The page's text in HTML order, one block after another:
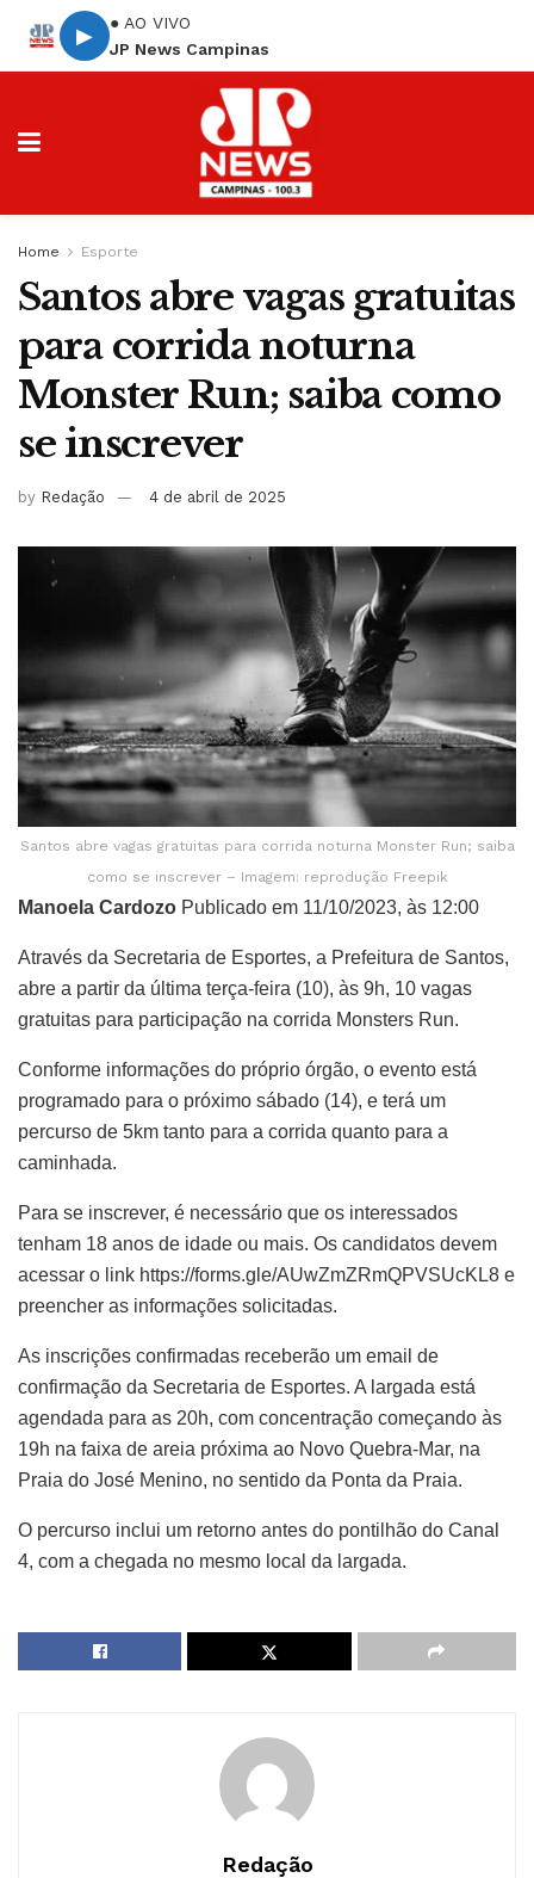
▶
● AO VIVO
JP News Campinas
Home Esporte
Santos abre vagas gratuitas
para corrida noturna
Monster Run; saiba como
se inscrever
by Redação 4 de abril de 2025
Santos abre vagas gratuitas para corrida noturna Monster Run; saiba
como se inscrever – Imagem: reprodução Freepik
Manoela Cardozo Publicado em 11/10/2023, às 12:00
Através da Secretaria de Esportes, a Prefeitura de Santos,
abre a partir da última terça-feira (10), às 9h, 10 vagas
gratuitas para participação na corrida Monsters Run.
Conforme informações do próprio órgão, o evento está
programado para o próximo sábado (14), e terá um
percurso de 5km tanto para a corrida quanto para a
caminhada.
Para se inscrever, é necessário que os interessados
tenham 18 anos de idade ou mais. Os candidatos devem
acessar o link https://forms.gle/AUwZmZRmQPVSUcKL8 e
preencher as informações solicitadas.
As inscrições confirmadas receberão um email de
confirmação da Secretaria de Esportes. A largada está
agendada para as 20h, com concentração começando às
19h na faixa de areia próxima ao Novo Quebra-Mar, na
Praia do José Menino, no sentido da Ponta da Praia.
O percurso inclui um retorno antes do pontilhão do Canal
4, com a chegada no mesmo local da largada.
Redação